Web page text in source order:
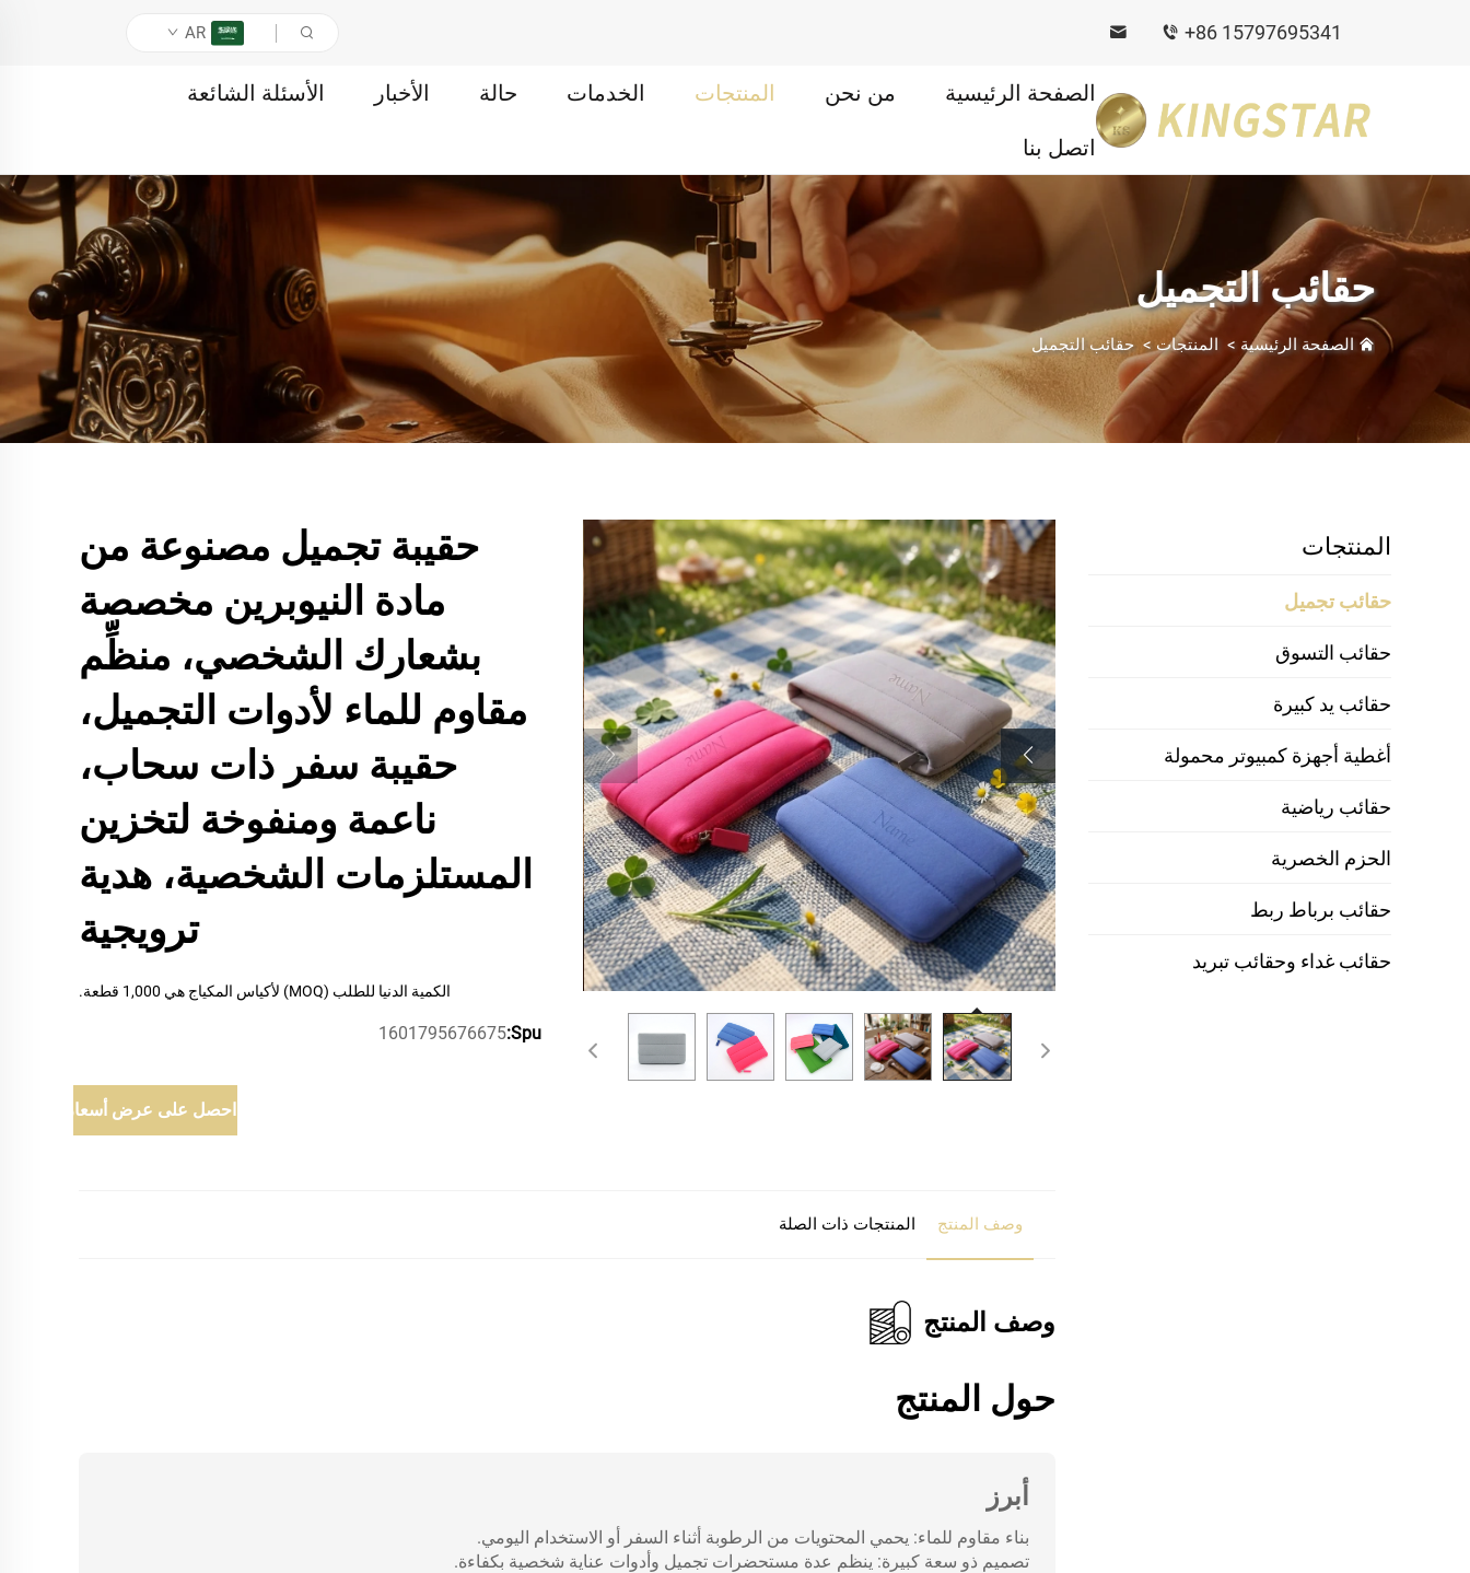
+86 15797695341
AR
الصفحة الرئيسية من نحن المنتجات الخدمات حالة الأخبار الأسئلة الشائعة
اتصل بنا
حقائب التجميل
الصفحة الرئيسية > المنتجات > حقائب التجميل
المنتجات
حقائب تجميل
حقائب التسوق
حقائب يد كبيرة
أغطية أجهزة كمبيوتر محمولة
حقائب رياضية
الحزم الخصرية
حقائب برباط ربط
حقائب غداء وحقائب تبريد
حقيبة تجميل مصنوعة من
مادة النيوبرين مخصصة
بشعارك الشخصي، منظِّم
مقاوم للماء لأدوات التجميل،
حقيبة سفر ذات سحاب،
ناعمة ومنفوخة لتخزين
المستلزمات الشخصية، هدية
ترويجية
الكمية الدنيا للطلب (MOQ) لأكياس المكياج هي 1,000 قطعة.
Spu:
1601795676675
احصل على عرض أسعار
وصف المنتج المنتجات ذات الصلة
وصف المنتج
حول المنتج
أبرز
بناء مقاوم للماء: يحمي المحتويات من الرطوبة أثناء السفر أو الاستخدام اليومي.
تصميم ذو سعة كبيرة: ينظم عدة مستحضرات تجميل وأدوات عناية شخصية بكفاءة.